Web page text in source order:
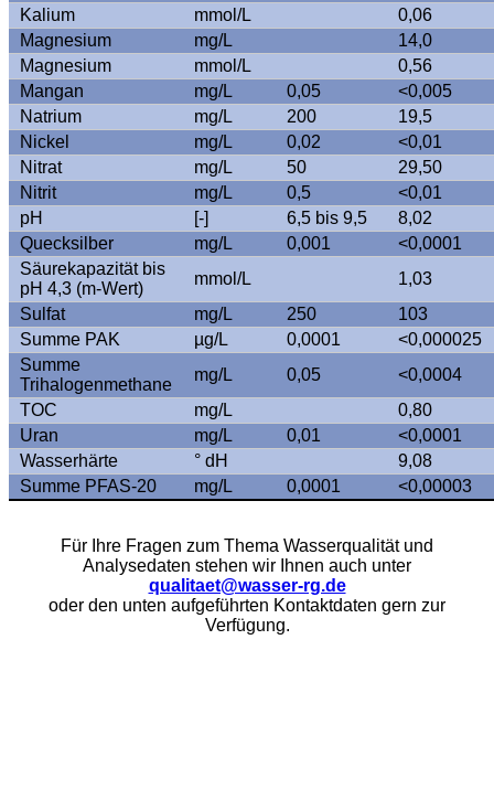
Kalium
mmol/L
0,06
Magnesium
mg/L
14,0
Magnesium
mmol/L
0,56
Mangan
mg/L 0,05
<0,005
Natrium
mg/L 200
19,5
Nickel
mg/L 0,02
<0,01
Nitrat
mg/L 50
29,50
Nitrit
mg/L 0,5
<0,01
pH
[-] 6,5 bis 9,5
8,02
Quecksilber
mg/L 0,001
<0,0001
Säurekapazität bis
pH 4,3 (m-Wert)
mmol/L
1,03
Sulfat
mg/L 250
103
Summe PAK
µg/L 0,0001
<0,000025
Summe
Trihalogenmethane
mg/L 0,05
<0,0004
TOC
mg/L
0,80
Uran
mg/L 0,01
<0,0001
Wasserhärte
° dH
9,08
Summe PFAS-20
mg/L 0,0001 <0,00003
Für Ihre Fragen zum Thema Wasserqualität und
Analysedaten stehen wir Ihnen auch unter
qualitaet@wasser-rg.de
oder den unten aufgeführten Kontaktdaten gern zur
Verfügung.